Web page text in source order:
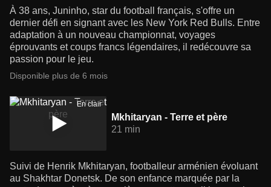
À 38 ans, Juninho, star du football français, s'offre un
dernier défi en signant avec les New York Red Bulls. Entre
adaptation à un nouveau championnat, voyages
éprouvants et coups francs légendaires, il redécouvre sa
passion pour le jeu.
Disponible plus de 6 mois
En clair
Mkhitaryan - Terre et père
21 min
Suivi de Henrik Mkhitaryan, footballeur arménien évoluant
au Shakhtar Donetsk. De son enfance marquée par la